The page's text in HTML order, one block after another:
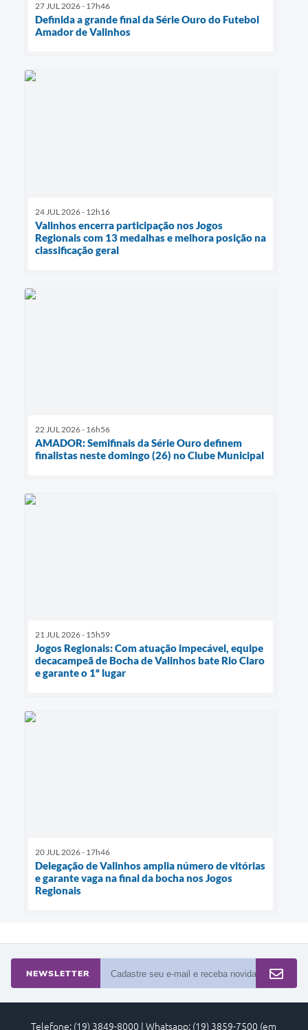
27 JUL 2026 - 17h46
Definida a grande final da Série Ouro do Futebol
Amador de Valinhos
24 JUL 2026 - 12h16
Valinhos encerra participação nos Jogos
Regionais com 13 medalhas e melhora posição na
classificação geral
22 JUL 2026 - 16h56
AMADOR: Semifinais da Série Ouro definem
finalistas neste domingo (26) no Clube Municipal
21 JUL 2026 - 15h59
Jogos Regionais: Com atuação impecável, equipe
decacampeã de Bocha de Valinhos bate Rio Claro
e garante o 1º lugar
20 JUL 2026 - 17h46
Delegação de Valinhos amplia número de vitórias
e garante vaga na final da bocha nos Jogos
Regionais
NEWSLETTER
Telefone: (19) 3849-8000 | Whatsapp: (19) 3859-7500 (em